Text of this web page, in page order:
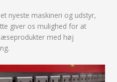
nyeste maskineri og udstyr,
giver os mulighed for at
med høj